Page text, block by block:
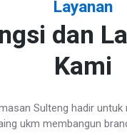
Layanan
dan
Kami
Sulteng hadir untuk
ukm membangun